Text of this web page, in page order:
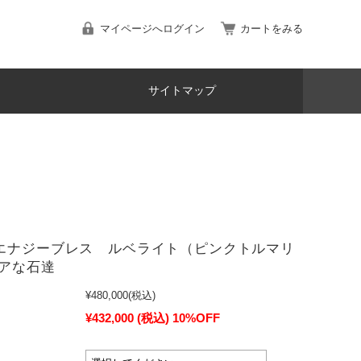
マイページへログイン カートをみる
サイトマップ
ナジーブレス ルベライト（ピンクトルマリ
な石達
¥480,000(税込)
¥432,000 (税込) 10%OFF